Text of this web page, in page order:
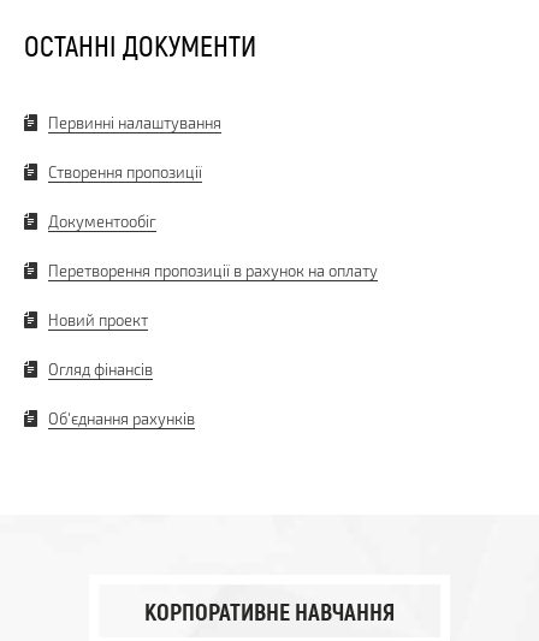
ОСТАННІ ДОКУМЕНТИ
Первинні налаштування
Створення пропозиції
Документообіг
Перетворення пропозиції в рахунок на оплату
Новий проект
Огляд фінансів
Об'єднання рахунків
КОРПОРАТИВНЕ НАВЧАННЯ